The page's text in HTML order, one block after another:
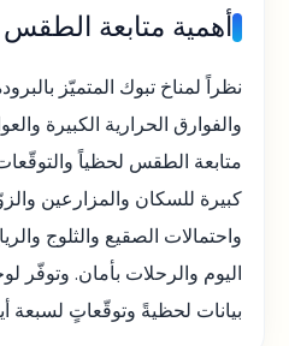
أهمية متابعة
نظراً لمناخ تبوك المتميّز
والفوارق الحرارية الكبيرة
متابعة الطقس لحظياً
كبيرة للسكان والمزارعين
واحتمالات الصقيع والثلوج
اليوم والرحلات بأمان.
بيانات لحظيةً وتوقّعاتٍ لسبعة